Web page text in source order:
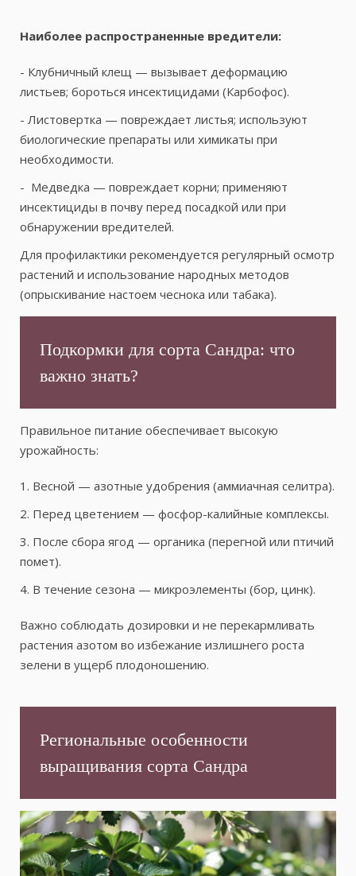
Наиболее распространенные вредители:
- Клубничный клещ — вызывает деформацию
листьев; бороться инсектицидами (Карбофос).
- Листовертка — повреждает листья; используют
биологические препараты или химикаты при
необходимости.
- Медведка — повреждает корни; применяют
инсектициды в почву перед посадкой или при
обнаружении вредителей.
Для профилактики рекомендуется регулярный осмотр
растений и использование народных методов
(опрыскивание настоем чеснока или табака).
Подкормки для сорта Сандра: что
важно знать?
Правильное питание обеспечивает высокую
урожайность:
1. Весной — азотные удобрения (аммиачная селитра).
2. Перед цветением — фосфор-калийные комплексы.
3. После сбора ягод — органика (перегной или птичий
помет).
4. В течение сезона — микроэлементы (бор, цинк).
Важно соблюдать дозировки и не перекармливать
растения азотом во избежание излишнего роста
зелени в ущерб плодоношению.
Региональные особенности
выращивания сорта Сандра